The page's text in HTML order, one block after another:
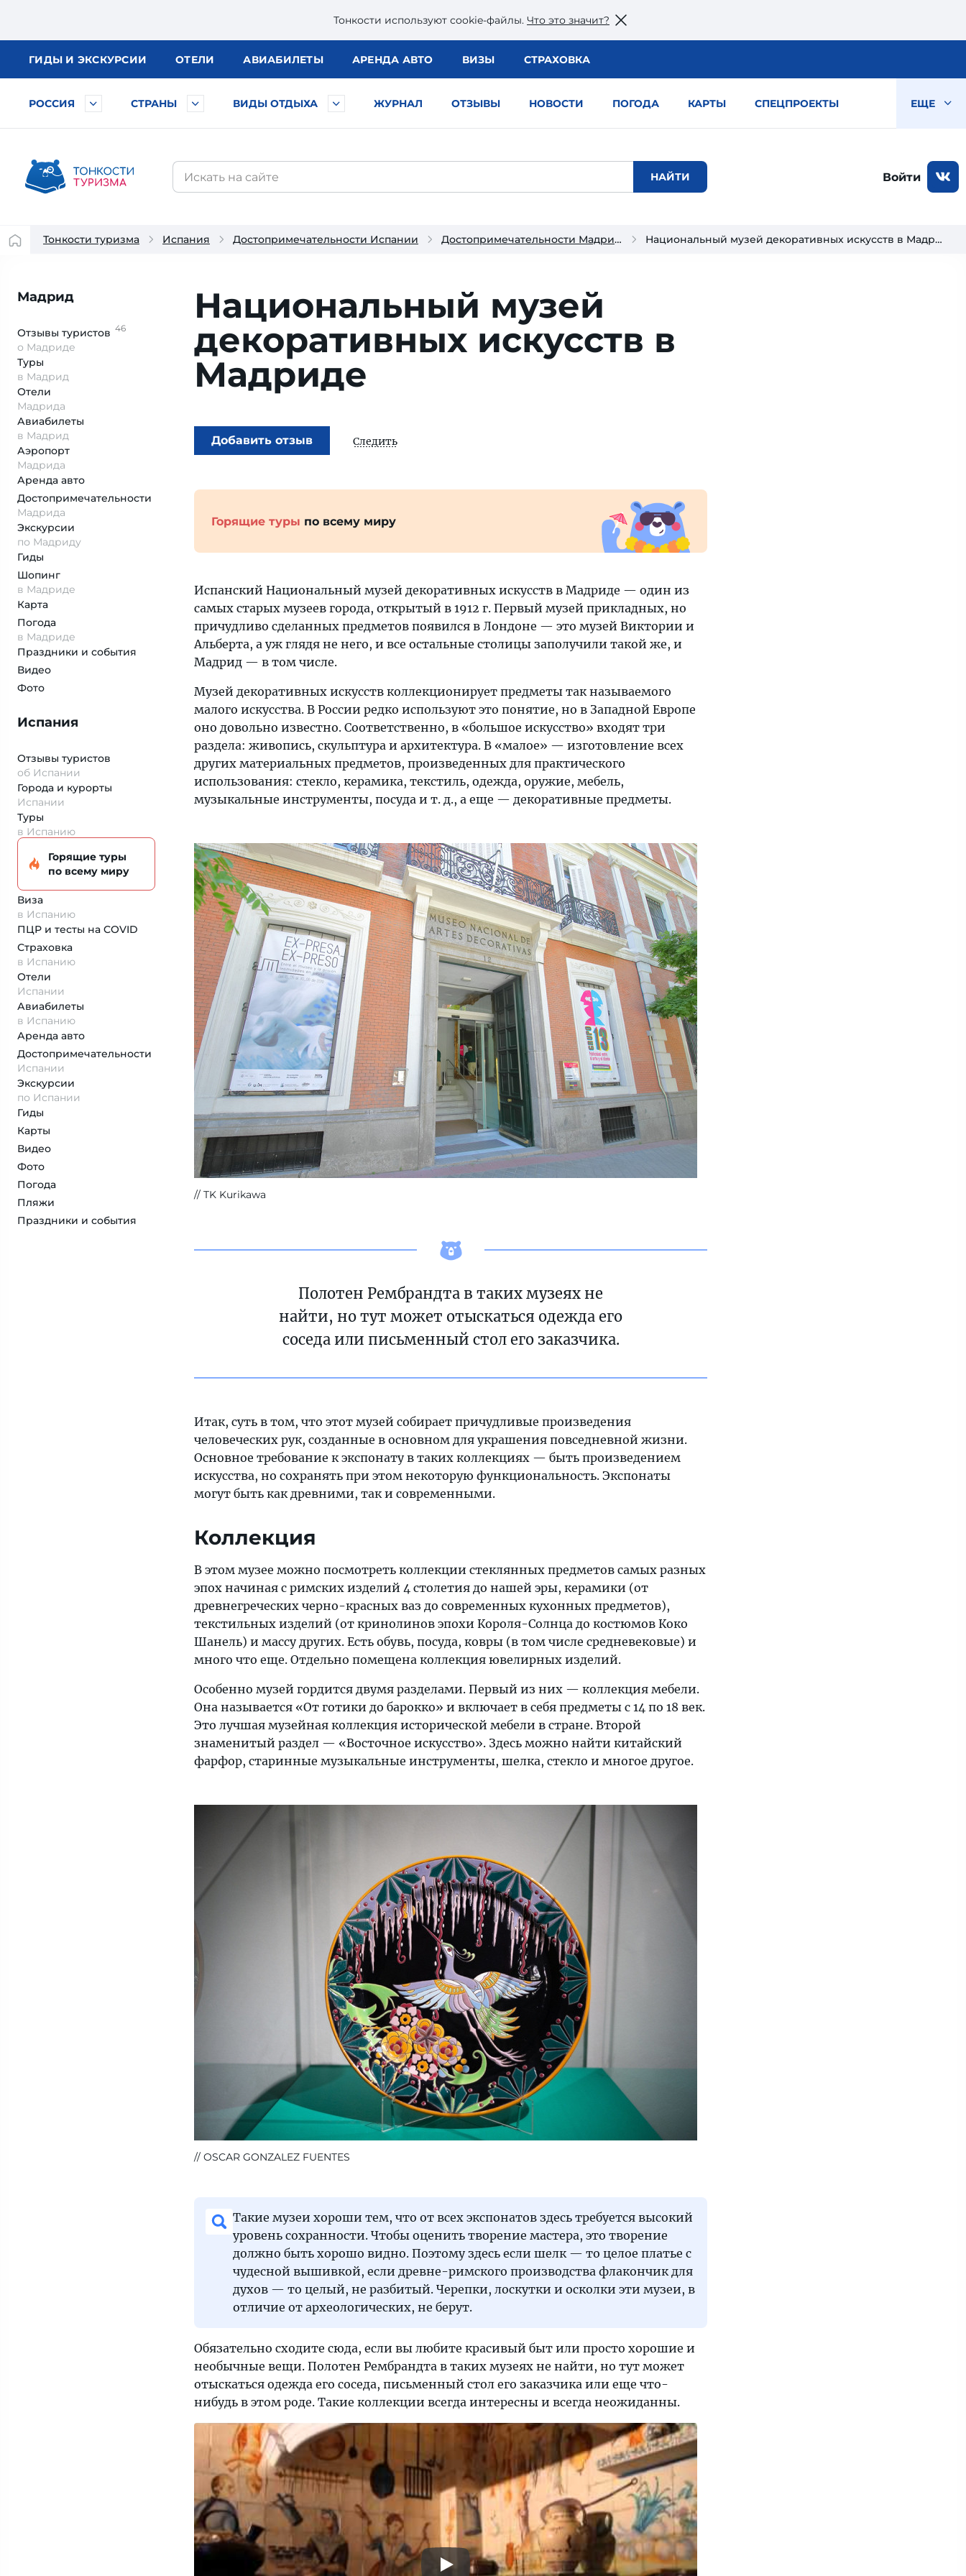
Тонкости используют сookie-файлы. Что это значит?
ГИДЫ И ЭКСКУРСИИ ОТЕЛИ АВИАБИЛЕТЫ АРЕНДА АВТО ВИЗЫ СТРАХОВКА
РОССИЯ СТРАНЫ ВИДЫ ОТДЫХА ЖУРНАЛ ОТЗЫВЫ НОВОСТИ ПОГОДА КАРТЫ СПЕЦПРОЕКТЫ ЕЩЕ
Войти
Тонкости туризма Испания Достопримечательности Испании Достопримечательности Мадрида Национальный музей декоративных искусств в Мадриде
Мадрид
Отзывы туристов 46
о Мадриде
Туры
в Мадрид
Отели
Мадрида
Авиабилеты
в Мадрид
Аэропорт
Мадрида
Аренда авто
Достопримеча­тельности
Мадрида
Экскурсии
по Мадриду
Гиды
Шопинг
в Мадриде
Карта
Погода
в Мадриде
Праздники и события
Видео
Фото
Испания
Отзывы туристов
об Испании
Города и курорты
Испании
Туры
в Испанию
Горящие туры
по всему миру
Виза
в Испанию
ПЦР и тесты на COVID
Страховка
в Испанию
Отели
Испании
Авиабилеты
в Испанию
Аренда авто
Достопримеча­тельности
Испании
Экскурсии
по Испании
Гиды
Карты
Видео
Фото
Погода
Пляжи
Праздники и события
Национальный музей
декоративных искусств в
Мадриде
Добавить отзыв Следить
Горящие туры по всему миру
Испанский Национальный музей декоративных искусств в Мадриде — один из
самых старых музеев города, открытый в 1912 г. Первый музей прикладных, но
причудливо сделанных предметов появился в Лондоне — это музей Виктории и
Альберта, а уж глядя не него, и все остальные столицы заполучили такой же, и
Мадрид — в том числе.
Музей декоративных искусств коллекционирует предметы так называемого
малого искусства. В России редко используют это понятие, но в Западной Европе
оно довольно известно. Соответственно, в «большое искусство» входят три
раздела: живопись, скульптура и архитектура. В «малое» — изготовление всех
других материальных предметов, произведенных для практического
использования: стекло, керамика, текстиль, одежда, оружие, мебель,
музыкальные инструменты, посуда и т. д., а еще — декоративные предметы.
TK Kurikawa
Полотен Рембрандта в таких музеях не
найти, но тут может отыскаться одежда его
соседа или письменный стол его заказчика.
Итак, суть в том, что этот музей собирает причудливые произведения
человеческих рук, созданные в основном для украшения повседневной жизни.
Основное требование к экспонату в таких коллекциях — быть произведением
искусства, но сохранять при этом некоторую функциональность. Экспонаты
могут быть как древними, так и современными.
Коллекция
В этом музее можно посмотреть коллекции стеклянных предметов самых разных
эпох начиная с римских изделий 4 столетия до нашей эры, керамики (от
древнегреческих черно-красных ваз до современных кухонных предметов),
текстильных изделий (от кринолинов эпохи Короля-Солнца до костюмов Коко
Шанель) и массу других. Есть обувь, посуда, ковры (в том числе средневековые) и
много что еще. Отдельно помещена коллекция ювелирных изделий.
Особенно музей гордится двумя разделами. Первый из них — коллекция мебели.
Она называется «От готики до барокко» и включает в себя предметы с 14 по 18 век.
Это лучшая музейная коллекция исторической мебели в стране. Второй
знаменитый раздел — «Восточное искусство». Здесь можно найти китайский
фарфор, старинные музыкальные инструменты, шелка, стекло и многое другое.
OSCAR GONZALEZ FUENTES
Такие музеи хороши тем, что от всех экспонатов здесь требуется высокий
уровень сохранности. Чтобы оценить творение мастера, это творение
должно быть хорошо видно. Поэтому здесь если шелк — то целое платье с
чудесной вышивкой, если древне-римского производства флакончик для
духов — то целый, не разбитый. Черепки, лоскутки и осколки эти музеи, в
отличие от археологических, не берут.
Обязательно сходите сюда, если вы любите красивый быт или просто хорошие и
необычные вещи. Полотен Рембрандта в таких музеях не найти, но тут может
отыскаться одежда его соседа, письменный стол его заказчика или еще что-
нибудь в этом роде. Такие коллекции всегда интересны и всегда неожиданны.